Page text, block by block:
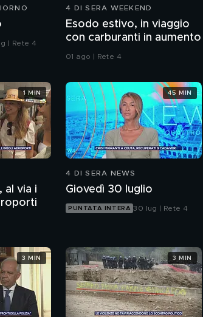
| Rete 4
4 DI SERA WEEKEND
Esodo estivo, in viaggio
con carburanti in aumento
01 ago | Rete 4
al via i
1 MIN
4 DI SERA NEWS
Giovedì 30 luglio
PUNTATA INTERA 30 lug | Rete 4
45 MIN
3 MIN 3 MIN